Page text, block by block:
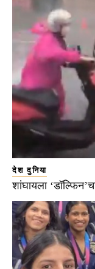
देश दुनिया
शांघायला